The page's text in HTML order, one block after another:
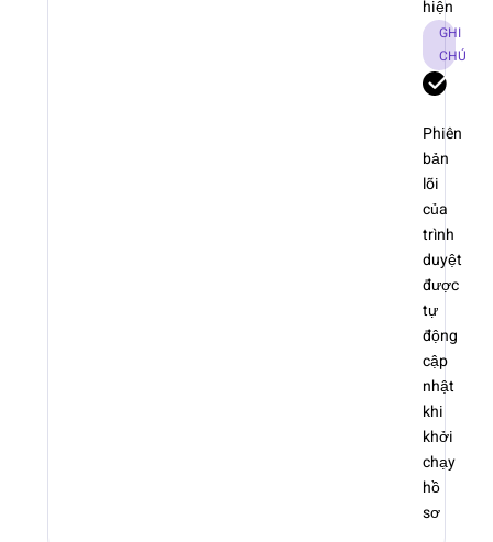
hiện
GHI
CHÚ
Phiên
bản
lõi
của
trình
duyệt
được
tự
động
cập
nhật
khi
khởi
chạy
hồ
sơ